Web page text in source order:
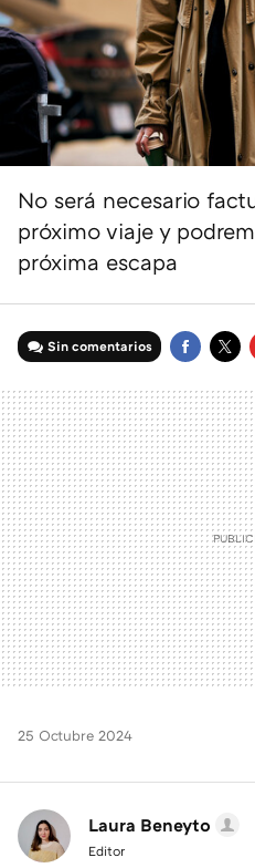
No será necesario
próximo viaje y
próxima escapa
Sin comentarios
25 Octubre 2024
Laura Beneyto
Editor